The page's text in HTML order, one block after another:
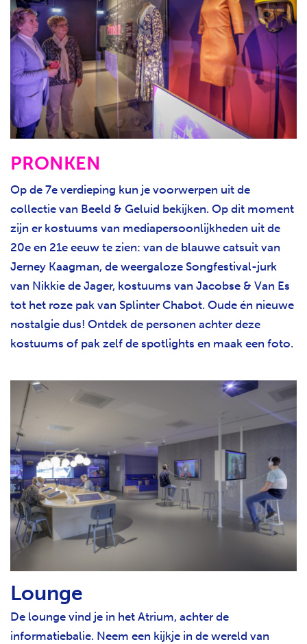
PRONKEN
Op de 7e verdieping kun je voorwerpen uit de
collectie van Beeld & Geluid bekijken. Op dit moment
zijn er kostuums van mediapersoonlijkheden uit de
20e en 21e eeuw te zien: van de blauwe catsuit van
Jerney Kaagman, de weergaloze Songfestival-jurk
van Nikkie de Jager, kostuums van Jacobse & Van Es
tot het roze pak van Splinter Chabot. Oude én nieuwe
nostalgie dus! Ontdek de personen achter deze
kostuums of pak zelf de spotlights en maak een foto.
Lounge
De lounge vind je in het Atrium, achter de
informatiebalie. Neem een kijkje in de wereld van